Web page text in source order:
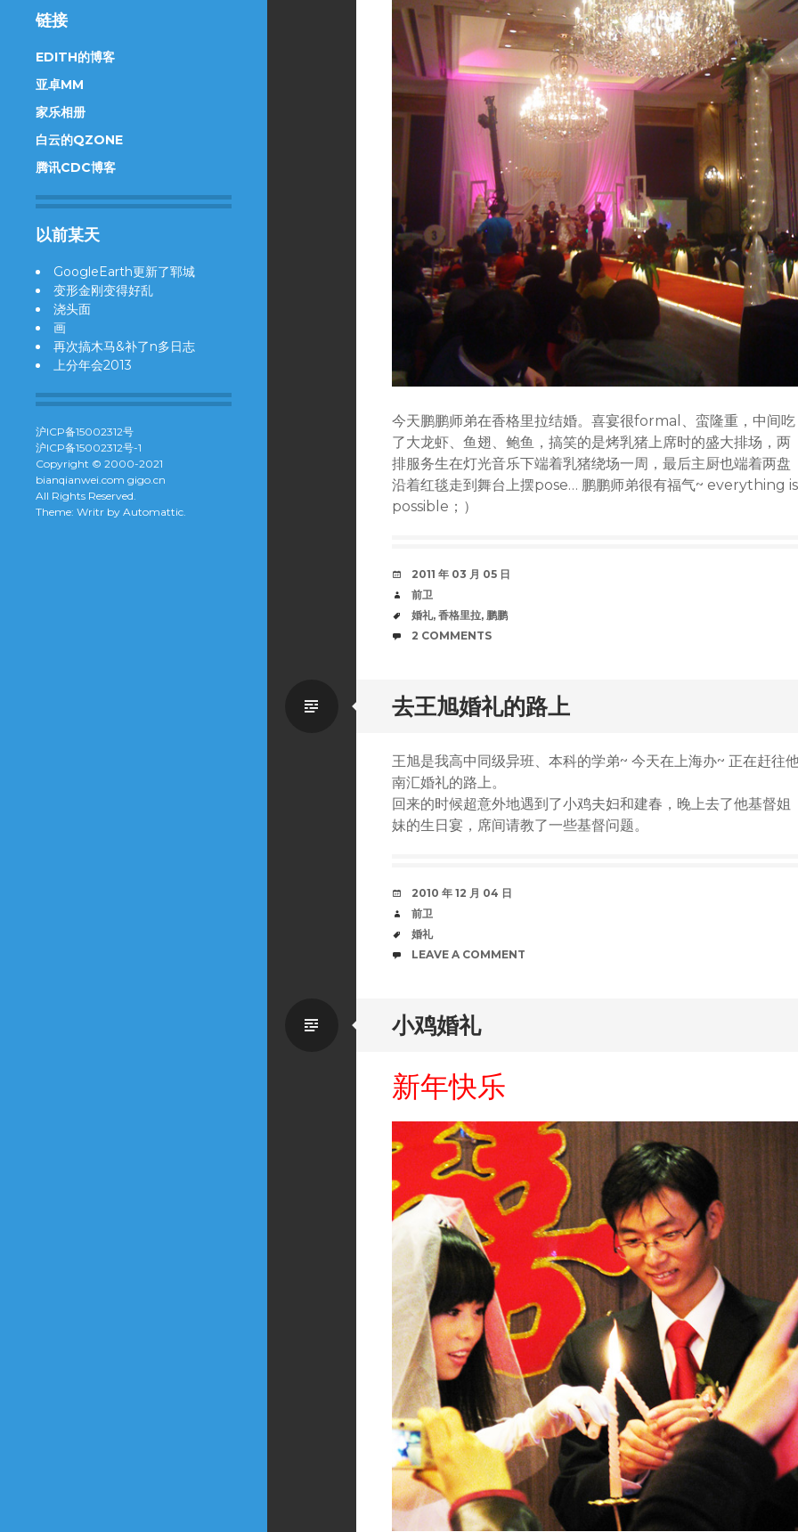
今天鹏鹏师弟在香格里拉结婚。喜宴很formal、蛮隆重，中间吃
了大龙虾、鱼翅、鲍鱼，搞笑的是烤乳猪上席时的盛大排场，两
排服务生在灯光音乐下端着乳猪绕场一周，最后主厨也端着两盘
沿着红毯走到舞台上摆pose… 鹏鹏师弟很有福气~ everything is
possible；）
DATE
2011 年 03 月 05 日
AUTHOR
前卫
TAGS
婚礼, 香格里拉, 鹏鹏
COMMENTS
2 COMMENTS
去王旭婚礼的路上
Standard
王旭是我高中同级异班、本科的学弟~ 今天在上海办~ 正在赶往
南汇婚礼的路上。
回来的时候超意外地遇到了小鸡夫妇和建春，晚上去了他基督姐
妹的生日宴，席间请教了一些基督问题。
DATE
2010 年 12 月 04 日
AUTHOR
前卫
TAGS
婚礼
COMMENTS
LEAVE A COMMENT
小鸡婚礼
Standard
新年快乐
链接
EDITH的博客
亚卓MM
家乐相册
白云的QZONE
腾讯CDC博客
以前某天
GoogleEarth更新了郓城
变形金刚变得好乱
浇头面
画
再次搞木马&补了n多日志
上分年会2013
沪ICP备15002312号
沪ICP备15002312号-1
Copyright © 2000-2021
bianqianwei.com gigo.cn
All Rights Reserved.
Theme: Writr by Automattic.